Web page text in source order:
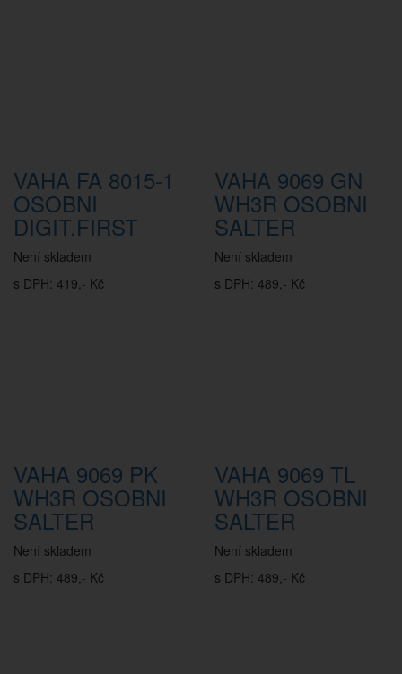
VAHA FA 8015-1
OSOBNI
DIGIT.FIRST
Není skladem
s DPH: 419,- Kč
VAHA 9069 GN
WH3R OSOBNI
SALTER
Není skladem
s DPH: 489,- Kč
VAHA 9069 PK
WH3R OSOBNI
SALTER
Není skladem
s DPH: 489,- Kč
VAHA 9069 TL
WH3R OSOBNI
SALTER
Není skladem
s DPH: 489,- Kč